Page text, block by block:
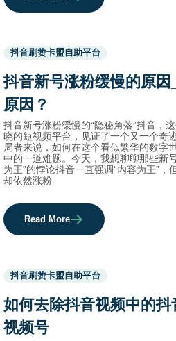
Used
before
category
names.
抖音刷赞卡盟自助平台
抖音新号涨粉缓慢的原
原因？
抖音新号涨粉缓慢的“隐秘角落”抖音，
晓的短视频平台，见证了一个又一个奇
局者来说，如何在这个看似繁华的数字
中的一道难题。今天，我想聊聊那些新
为王”的悖论抖音一直强调“内容为王”，
却依然涨粉
Read More
Used
before
names.
抖音刷赞卡盟自助平台
如何去除抖音视频中的
视频号